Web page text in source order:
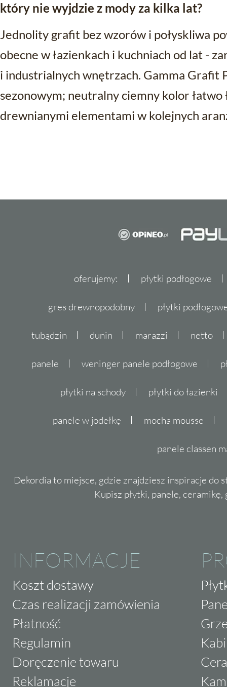
który nie wyjdzie z mody za kilka lat?
Jednolity grafit bez wzorów i połyskliwa
obecne w łazienkach i kuchniach od lat -
i industrialnych wnętrzach. Gamma Grafit
sezonowym; neutralny ciemny kolor łatwo
drewnianymi elementami w kolejnych
oferujemy: płytki podłogowe
gres drewnopodobny płytki
tubądzin dunin marazzi netto
panele weninger panele podłogowe
płytki na schody płytki do łazienki
panele w jodełkę mocha mousse
panele classen
Dekordia to miejsce, gdzie znajdziesz inspiracje do
Kupisz płytki, panele,
INFORMACJE
Koszt dostawy
Czas realizacji zamówienia
Płatność
Regulamin
Doręczenie towaru
Reklamacje